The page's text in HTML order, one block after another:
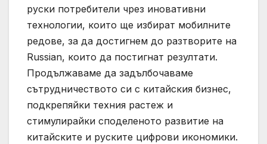
руски потребители чрез иновативни
технологии, които ще избират мобилните
редове, за да достигнем до разтворите на
Russian, които да постигнат резултати.
Продължаваме да задълбочаваме
сътрудничеството си с китайския бизнес,
подкрепяйки техния растеж и
стимулирайки споделеното развитие на
китайските и руските цифрови икономики.